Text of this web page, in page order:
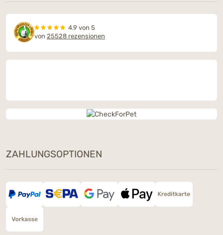
4.9 von 5
von 25528 rezensionen
ZAHLUNGSOPTIONEN